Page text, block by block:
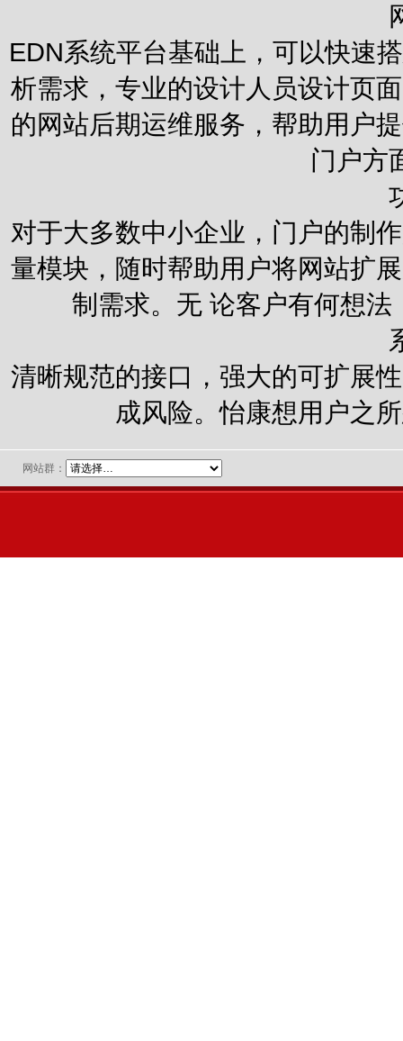
EDN系统平台基础上，可以快速
析需求，专业的设计人员设计页
的网站后期运维服务，帮助用户
门户方
对于大多数中小企业，门户的制
量模块，随时帮助用户将网站扩
制需求。无 论客户有何想
清晰规范的接口，强大的可扩展
成风险。怡康想用户之
网站群：